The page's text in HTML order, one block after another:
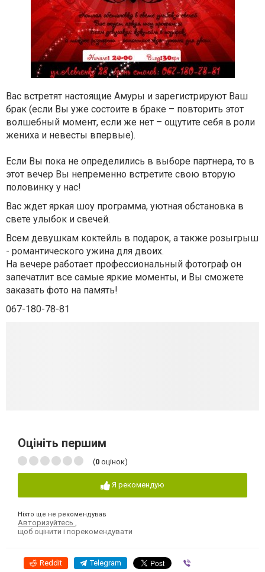
Вас встретят настоящие Амуры и зарегистрируют Ваш
брак (если Вы уже состоите в браке – повторить этот
волшебный момент, если же нет – ощутите себя в роли
жениха и невесты впервые).
Если Вы пока не определились в выборе партнера, то в
этот вечер Вы непременно встретите свою вторую
половинку у нас!
Вас ждет яркая шоу программа, уютная обстановка в
свете улыбок и свечей.
Всем девушкам коктейль в подарок, а также розыгрыш
- романтического ужина для двоих.
На вечере работает профессиональный фотограф он
запечатлит все самые яркие моменты, и Вы сможете
заказать фото на память!
067-180-78-81
Оцініть першим
(0 оцінок)
Я рекомендую
Ніхто ще не рекомендував
Авторизуйтесь
щоб оцінити і порекомендувати
Reddit Telegram